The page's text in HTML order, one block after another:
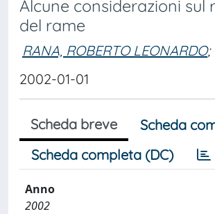
Alcune considerazioni sul
del rame
RANA, ROBERTO LEONARDO;
2002-01-01
Scheda breve
Scheda
Scheda completa (DC)
Anno
2002